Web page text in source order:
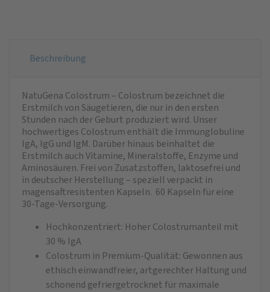
Beschreibung
NatuGena Colostrum – Colostrum bezeichnet die
Erstmilch von Säugetieren, die nur in den ersten
Stunden nach der Geburt produziert wird. Unser
hochwertiges Colostrum enthält die Immunglobuline
IgA, IgG und IgM. Darüber hinaus beinhaltet die
Erstmilch auch Vitamine, Mineralstoffe, Enzyme und
Aminosäuren. Frei von Zusatzstoffen, laktosefrei und
in deutscher Herstellung – speziell verpackt in
magensaftresistenten Kapseln. 60 Kapseln für eine
30-Tage-Versorgung.
Hochkonzentriert: Hoher Colostrumanteil mit
30 % IgA
Colostrum in Premium-Qualität: Gewonnen aus
ethisch einwandfreier, artgerechter Haltung und
schonend gefriergetrocknet für maximale